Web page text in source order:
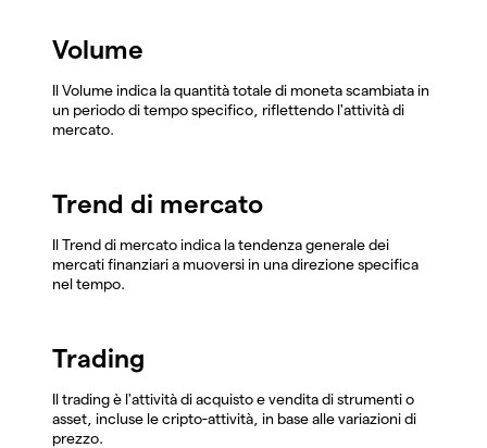
Volume
Il Volume indica la quantità totale di moneta scambiata in
un periodo di tempo specifico, riflettendo l'attività di
mercato.
Trend di mercato
Il Trend di mercato indica la tendenza generale dei
mercati finanziari a muoversi in una direzione specifica
nel tempo.
Trading
Il trading è l'attività di acquisto e vendita di strumenti o
asset, incluse le cripto-attività, in base alle variazioni di
prezzo.